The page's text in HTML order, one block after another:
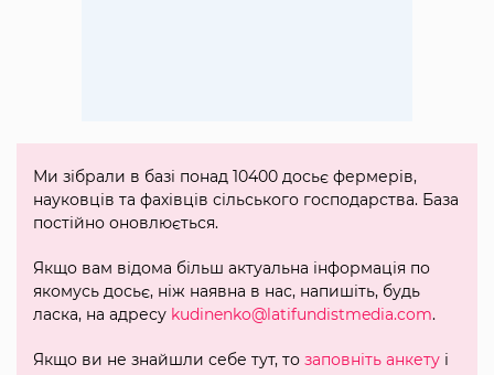
Ми зібрали в базі понад 10400 досьє фермерів,
науковців та фахівців сільського господарства. База
постійно оновлюється.
Якщо вам відома більш актуальна інформація по
якомусь досьє, ніж наявна в нас, напишіть, будь
ласка, на адресу kudinenko@latifundistmedia.com.
Якщо ви не знайшли себе тут, то заповніть анкету і